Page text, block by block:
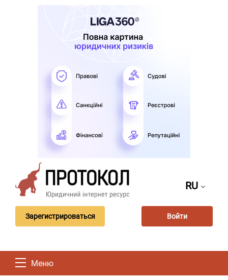
RU
Зарегистрироваться Войти
Меню